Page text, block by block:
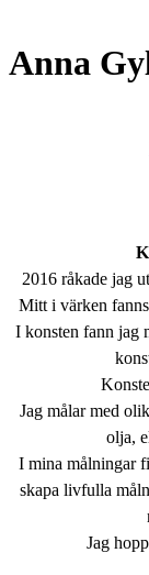
Anna
2016 råkade jag
Mitt i värken
I konsten fann jag
Jag målar med
olja,
I mina målningar
skapa livfulla
Jag